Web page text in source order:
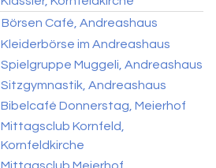
Börsen Café, Andreashaus
Kleiderbörse im Andreashaus
Spielgruppe Muggeli, Andreashaus
Sitzgymnastik, Andreashaus
Bibelcafé Donnerstag, Meierhof
Mittagsclub Kornfeld,
Kornfeldkirche
Mittagsclub Meierhof